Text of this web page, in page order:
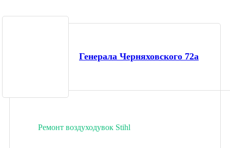
Генерала Черняховского 72а
Ремонт воздуходувок Stihl